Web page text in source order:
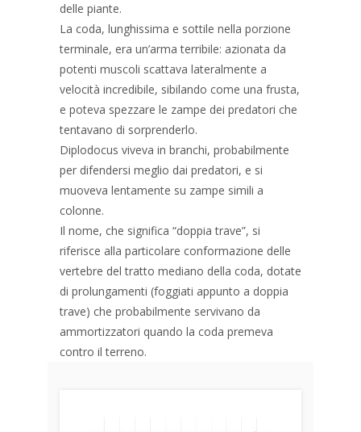
delle piante.
La coda, lunghissima e sottile nella porzione
terminale, era un’arma terribile: azionata da
potenti muscoli scattava lateralmente a
velocità incredibile, sibilando come una frusta,
e poteva spezzare le zampe dei predatori che
tentavano di sorprenderlo.
Diplodocus viveva in branchi, probabilmente
per difendersi meglio dai predatori, e si
muoveva lentamente su zampe simili a
colonne.
Il nome, che significa “doppia trave”, si
riferisce alla particolare conformazione delle
vertebre del tratto mediano della coda, dotate
di prolungamenti (foggiati appunto a doppia
trave) che probabilmente servivano da
ammortizzatori quando la coda premeva
contro il terreno.